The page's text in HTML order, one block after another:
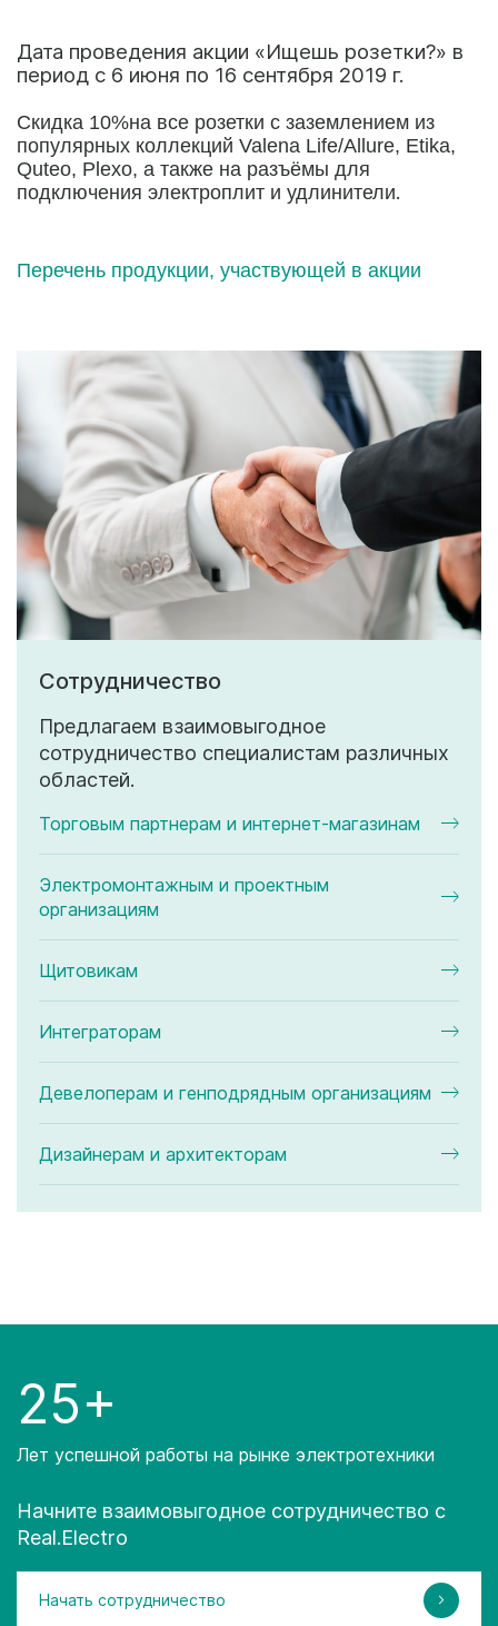
Дата проведения акции «Ищешь розетки?» в
период с 6 июня по 16 сентября 2019 г.
Скидка 10%на все розетки с заземлением из
популярных коллекций Valena Life/Allure, Etika,
Quteo, Plexo, а также на разъёмы для
подключения электроплит и удлинители.
Перечень продукции, участвующей в акции
Сотрудничество
Предлагаем взаимовыгодное
сотрудничество специалистам различных
областей.
Торговым партнерам и интернет-магазинам
Электромонтажным и проектным
организациям
Щитовикам
Интеграторам
Девелоперам и генподрядным организациям
Дизайнерам и архитекторам
25+
Лет успешной работы на рынке электротехники
Начните взаимовыгодное сотрудничество с
Real.Electro
Начать сотрудничество